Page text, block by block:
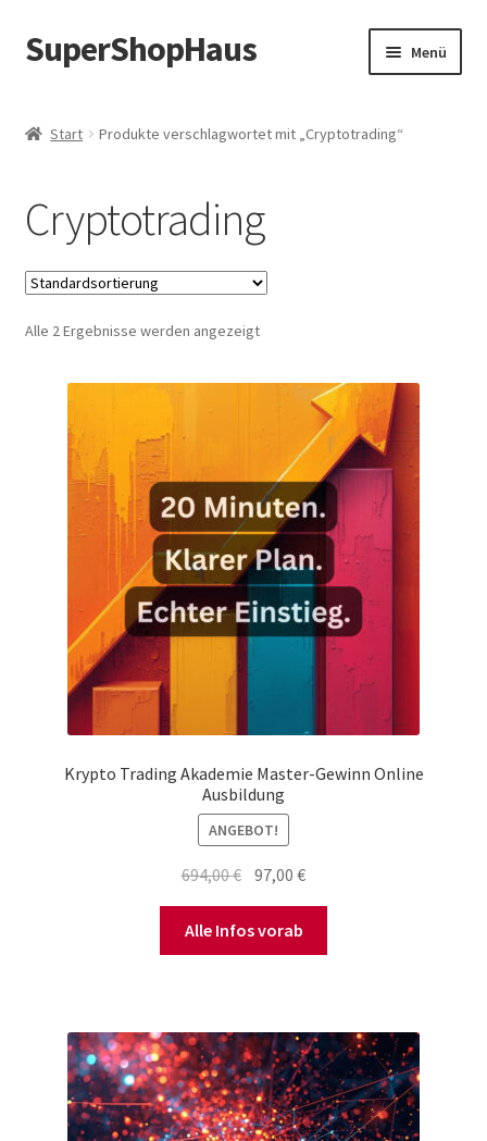
Zur
Navigation
Zum
Inhalt
SuperShopHaus Menü
Start Produkte verschlagwortet mit „Cryptotrading“
Cryptotrading
Alle 2 Ergebnisse werden angezeigt
Krypto Trading Akademie Master-Gewinn Online
Ausbildung
ANGEBOT!
694,00€ Ursprünglicher
war:
694,00 €
97,00€Aktueller
97,00 €.
Alle Infos vorab